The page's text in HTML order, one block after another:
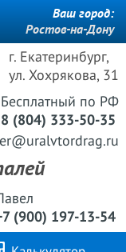
г. Екатеринбург,
ул. Хохрякова, 31
(900) 197-13-54
Бесплатный по РФ
8 (804) 333-50-35
Ваш город:
Ростов-на-Дону